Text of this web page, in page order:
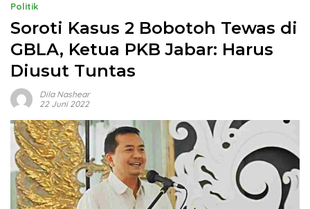
Politik
Soroti Kasus 2 Bobotoh Tewas di
GBLA, Ketua PKB Jabar: Harus
Diusut Tuntas
Dila Nashear
22 Juni 2022